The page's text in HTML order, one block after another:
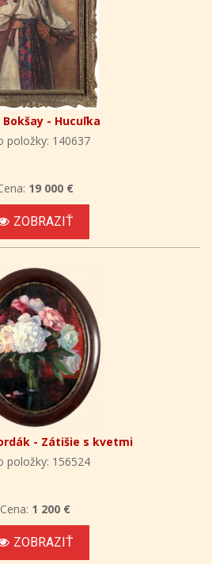
Bokšay - Hucuľka
položky: 140637
19 000 €
ZOBRAZIŤ
- Zátišie s kvetmi
položky: 156524
Cena: 1 200 €
ZOBRAZIŤ